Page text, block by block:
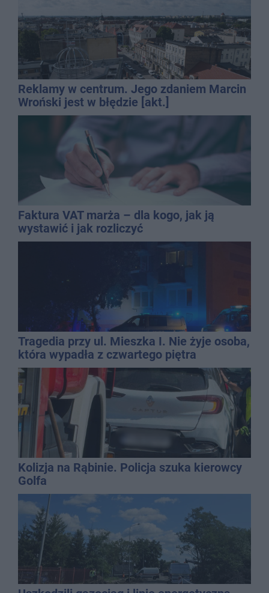
Reklamy w centrum. Jego zdaniem Marcin
Wroński jest w błędzie [akt.]
Faktura VAT marża – dla kogo, jak ją
wystawić i jak rozliczyć
Tragedia przy ul. Mieszka I. Nie żyje osoba,
która wypadła z czwartego piętra
Kolizja na Rąbinie. Policja szuka kierowcy
Golfa